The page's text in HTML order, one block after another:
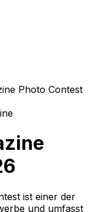
Photo Contest
ist einer der
und umfasst